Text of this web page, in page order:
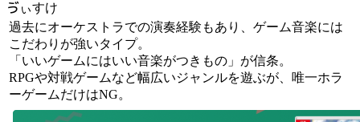
ゔぃすけ
過去にオーケストラでの演奏経験もあり、ゲーム音楽には
こだわりが強いタイプ。
「いいゲームにはいい音楽がつきもの」が信条。
RPGや対戦ゲームなど幅広いジャンルを遊ぶが、唯一ホラ
ーゲームだけはNG。